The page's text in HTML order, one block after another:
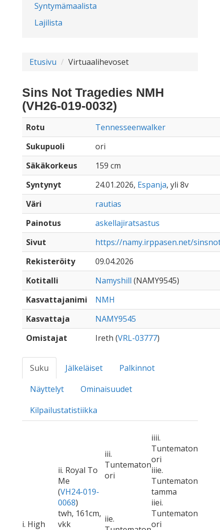
Syntymämaalista
Lajilista
Etusivu Virtuaalihevoset
Sins Not Tragedies NMH
(VH26-019-0032)
Rotu
Tennesseenwalker
Sukupuoli
ori
Säkäkorkeus
159 cm
Syntynyt
24.01.2026, Espanja, yli 8v
Väri
rautias
Painotus
askellajiratsastus
Sivut
https://namy.irppasen.net/
Rekisteröity
09.04.2026
Kotitalli
Namyshill (NAMY9545)
Kasvattajanimi
NMH
Kasvattaja
NAMY9545
Omistajat
Ireth (VRL-03777)
Suku Jälkeläiset
Palkinnot
Näyttelyt
Ominaisuudet
Kilpailustatistiikka
i. High
ii. Royal To
Me
(VH24-019-
0068)
twh, 161cm,
vkk
iii.
Tuntematon
ori
iiii.
Tuntematon
ori
iiie.
Tuntematon
tamma
iie.
iiei.
Tuntematon
ori